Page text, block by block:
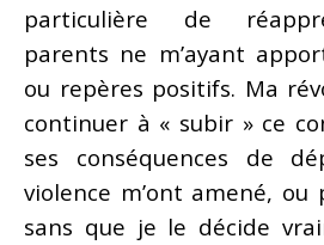
particulière de
parents ne m’ayant
ou repères positifs. Ma
continuer à « subir » ce
ses conséquences de
violence m’ont amené,
sans que je le décide